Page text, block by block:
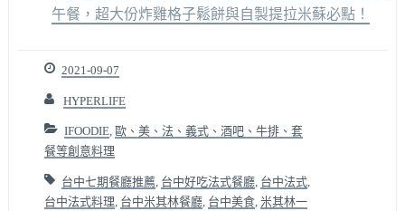
午餐，超大份炸雞格子鬆餅與自製提拉米蘇必點！
2021-09-07
HYPERLIFE
IFOODIE,
歐、美、法、義式、酒吧、牛排、套
餐等創意料理
台中七期餐廳推薦, 台中好吃法式餐廳, 台中法式,
台中法式料理
台中米其林餐廳, 台中美食, 米其林一